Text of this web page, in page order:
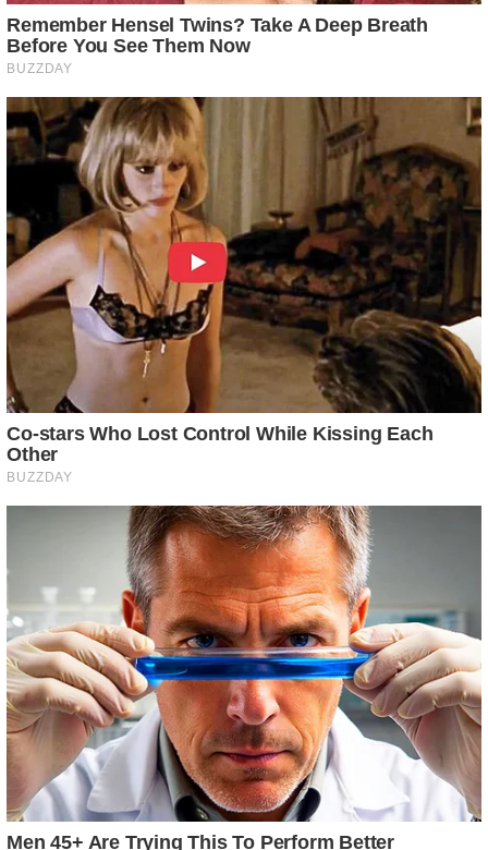
Reporter Wears Ill-Fitting Dress In Public? Take A Look
BUZZDAY
1 Simple Hack To Save On Your Electric Bill (Try Tonight)
Before You Go